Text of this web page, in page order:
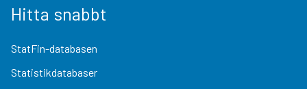
Hitta snabbt
StatFin-databasen
Statistikdatabaser